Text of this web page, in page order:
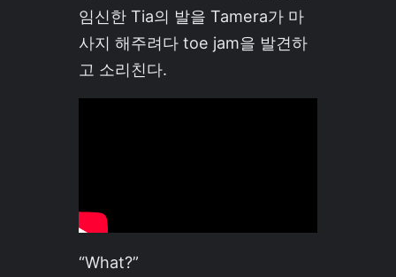
임신한 Tia의 발을 Tamera가 마
사지 해주려다 toe jam을 발견하
고 소리친다.
“What?”